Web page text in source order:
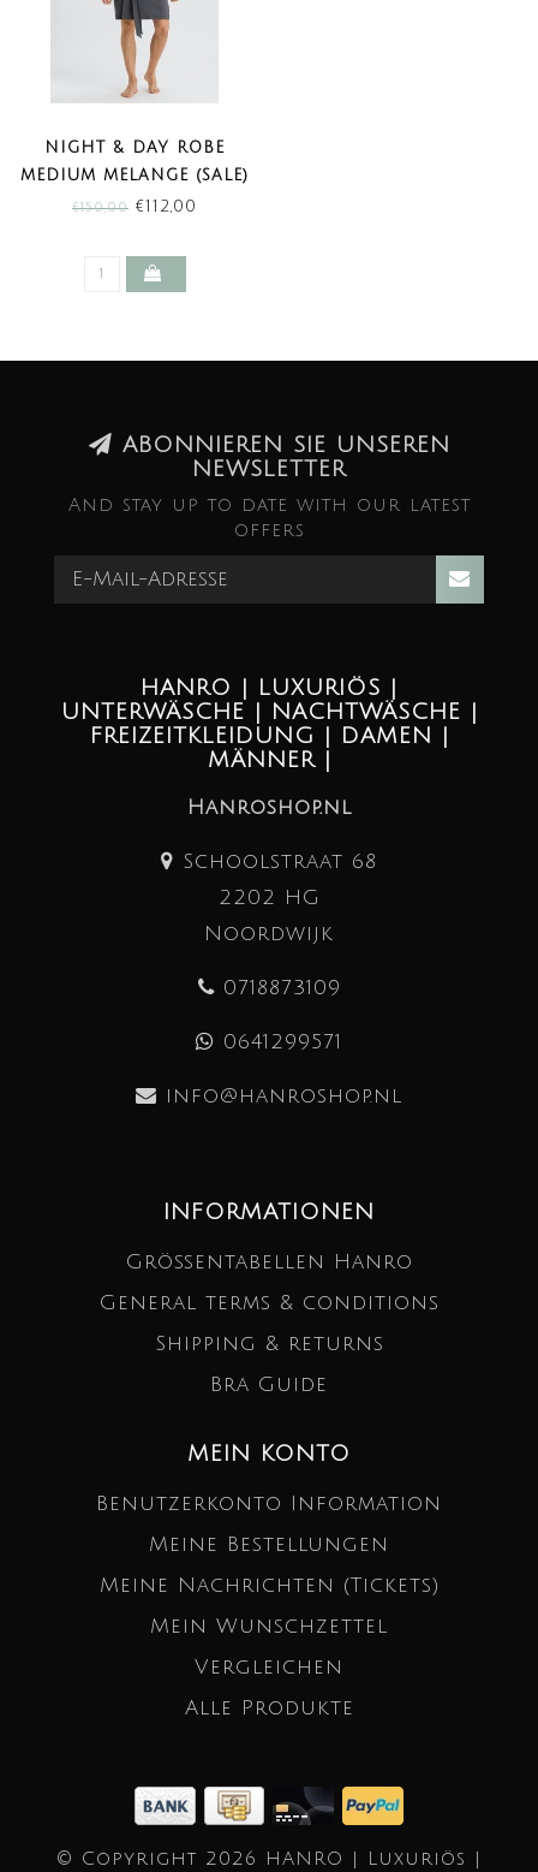
NIGHT & DAY ROBE
MEDIUM MELANGE (SALE)
€150,00 €112,00
ABONNIEREN SIE UNSEREN
NEWSLETTER
And stay up to date with our latest
offers
HANRO | LUXURIÖS |
UNTERWÄSCHE | NACHTWÄSCHE |
FREIZEITKLEIDUNG | DAMEN |
MÄNNER |
Hanroshop.nl
Schoolstraat 68
2202 HG
Noordwijk
0718873109
0641299571
info@hanroshop.nl
INFORMATIONEN
Größentabellen Hanro
General terms & conditions
Shipping & returns
Bra Guide
MEIN KONTO
Benutzerkonto Information
Meine Bestellungen
Meine Nachrichten (Tickets)
Mein Wunschzettel
Vergleichen
Alle Produkte
© Copyright 2026 HANRO | Luxuriös |